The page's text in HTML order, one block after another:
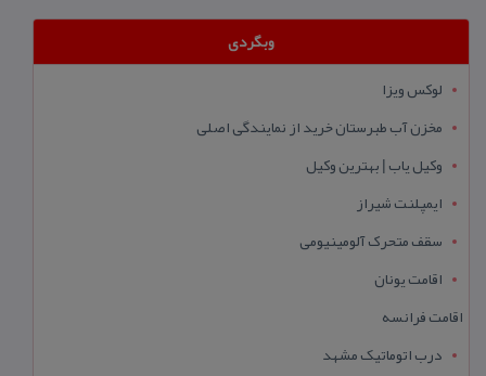
وبگردی
لوکس ویزا
مخزن آب طبرستان خرید از نمایندگی اصلی
وکیل یاب | بهترین وکیل
ایمپلنت شیراز
سقف متحرک آلومینیومی
اقامت یونان
اقامت فرانسه
درب اتوماتیک مشهد